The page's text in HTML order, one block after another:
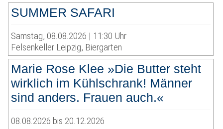
SUMMER SAFARI
Samstag, 08.08.2026 | 11:30 Uhr
Felsenkeller Leipzig, Biergarten
Marie Rose Klee »Die Butter steht
wirklich im Kühlschrank! Männer
sind anders. Frauen auch.«
08.08.2026 bis 20.12.2026